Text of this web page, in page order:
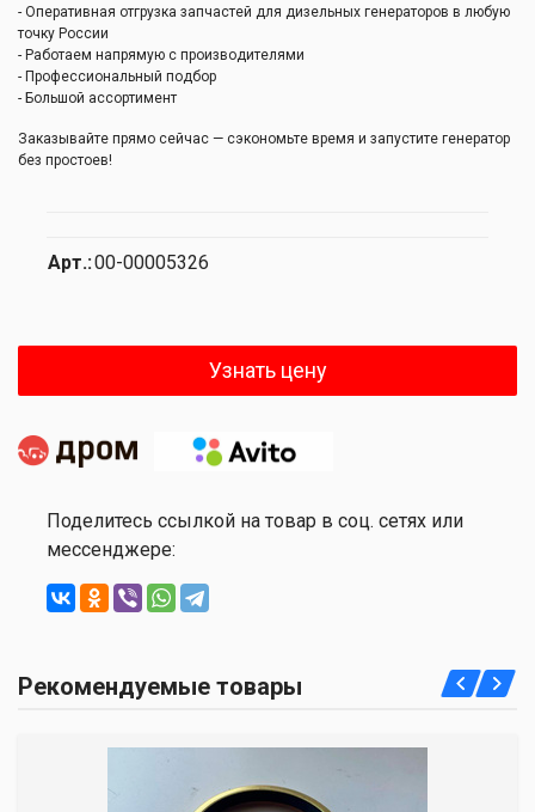
- Оперативная отгрузка запчастей для дизельных генераторов в любую
точку России
- Работаем напрямую с производителями
- Профессиональный подбор
- Большой ассортимент
Заказывайте прямо сейчас — сэкономьте время и запустите генератор
без простоев!
Арт.:00-00005326
Узнать цену
Поделитесь ссылкой на товар в соц. сетях или
мессенджере:
Рекомендуемые товары